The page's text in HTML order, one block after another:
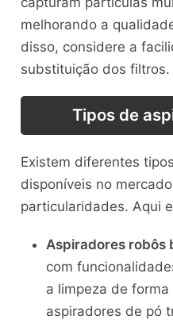
melhorando a
disso, considere a
substituição dos filtros.
Tipos de
Existem diferentes
disponíveis no
particularidades. Aqui
Aspiradores robôs
com
a limpeza de
aspiradores de pó